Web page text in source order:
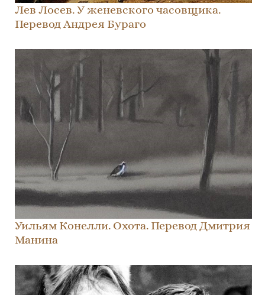
Лев Лосев. У женевского часовщика.
Перевод Андрея Бураго
Уильям Конелли. Охота. Перевод Дмитрия
Манина